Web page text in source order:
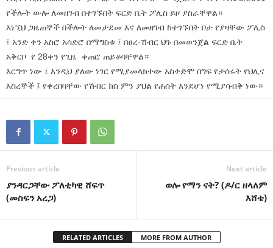
የችሎት ውሎ ለመዘገብ በተገኙበት ፍርድ ቤት ፖሊስ ይዞ ያስራቸዋል።
እነኚህ ጋዜጠኞች በችሎት ለመታደመ እና ለመዘገብ ከተገኙበት ቦታ የያዛቸው ፖሊስ
፤ አንድ ቀን አስሮ አሳድሮ በማግስቱ ፤ በፀረ-ሽብር ህጉ በመወንጀል ፍርድ ቤት
አቅርቦ የ 28ቀን የጊዜ ቀጠሮ ጠይቆባቸዋል።
እርግጥ ነው ፤ እንዲህ ያለው ነገር የሚያመላክተው አስቀድሞ በግፍ የታሰሩት የህሊና
እስረኞች ፤ የቀረበባቸው የሽብር ክስ ምን ያህል የሐሰት እንደሆነ የሚያሳብቅ ነው።
Previous article
ያንዳርጋቸው ፖለቲካዊ ሸፍጥ
(መስፍን አረጋ)
Next article
ወሎ የማን ናት? (ዶ/ር ዘላለም
እሸቴ)
RELATED ARTICLES MORE FROM AUTHOR